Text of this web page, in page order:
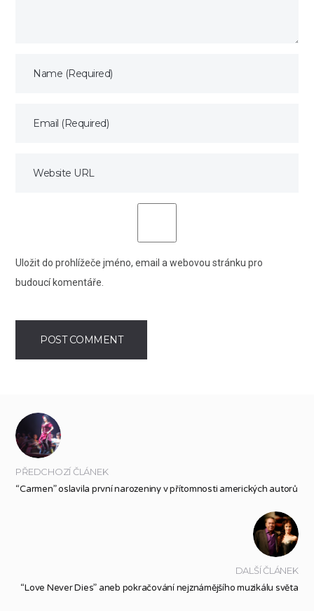
Uložit do prohlížeče jméno, email a webovou stránku pro
budoucí komentáře.
PŘEDCHOZÍ ČLÁNEK
“Carmen” oslavila první narozeniny v přítomnosti amerických autorů
DALŠÍ ČLÁNEK
“Love Never Dies” aneb pokračování nejznámějšího muzikálu světa